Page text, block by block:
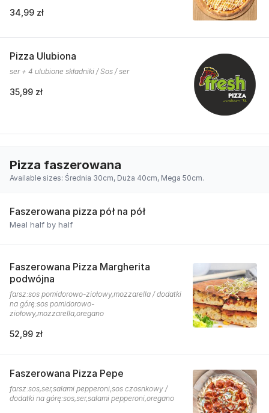
34,99 zł
Pizza Ulubiona
ser + 4 ulubione składniki / Sos / ser
35,99 zł
Pizza faszerowana
Available sizes: Średnia 30cm, Duża 40cm, Mega 50cm.
Faszerowana pizza pół na pół
Meal half by half
Faszerowana Pizza Margherita
podwójna
farsz:sos pomidorowo-ziołowy,mozzarella / dodatki
na górę:sos pomidorowo-
ziołowy,mozzarella,oregano
52,99 zł
Faszerowana Pizza Pepe
farsz:sos,ser,salami pepperoni,sos czosnkowy /
dodatki na górę:sos,ser,salami pepperoni,oregano